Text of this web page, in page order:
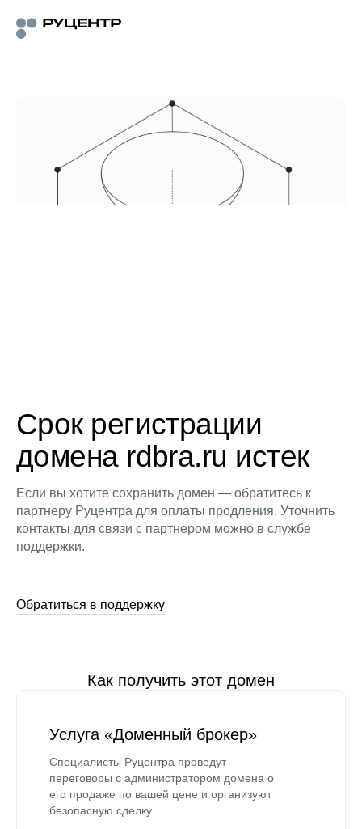
Срок регистрации
домена rdbra.ru истек
Если вы хотите сохранить домен — обратитесь к
партнеру Руцентра для оплаты продления. Уточнить
контакты для связи с партнером можно в службе
поддержки.
Обратиться в поддержку
Как получить этот домен
Услуга «Доменный брокер»
Специалисты Руцентра проведут
переговоры с администратором домена о
его продаже по вашей цене и организуют
безопасную сделку.